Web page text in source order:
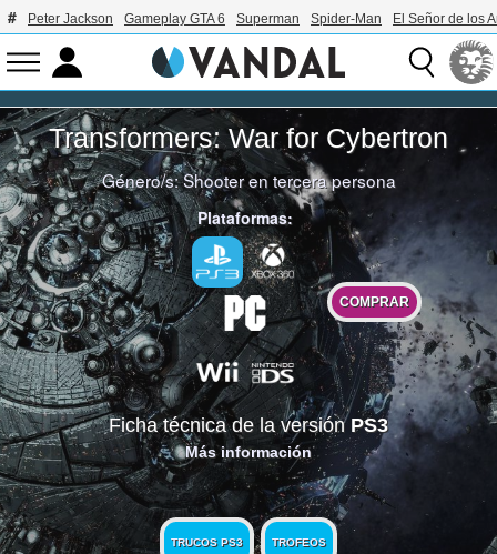
Peter Jackson Gameplay GTA 6 Superman Spider-Man El Señor de los
Transformers: War for Cybertron
Género/s:Shooter en tercera persona
Plataformas:
COMPRAR
Ficha técnica de la versión PS3
Más información
TRUCOS PS3 TROFEOS